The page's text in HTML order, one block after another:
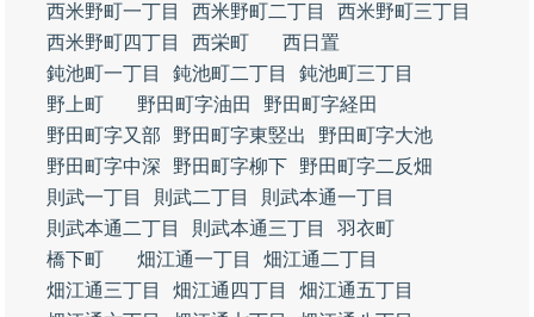
西米野町一丁目
西米野町二丁目
西米野町三丁目
西米野町四丁目
西栄町
西日置
鈍池町一丁目
鈍池町二丁目
鈍池町三丁目
野上町
野田町字油田
野田町字経田
野田町字又部
野田町字東竪出
野田町字大池
野田町字中深
野田町字柳下
野田町字二反畑
則武一丁目
則武二丁目
則武本通一丁目
則武本通二丁目
則武本通三丁目
羽衣町
橋下町
畑江通一丁目
畑江通二丁目
畑江通三丁目
畑江通四丁目
畑江通五丁目